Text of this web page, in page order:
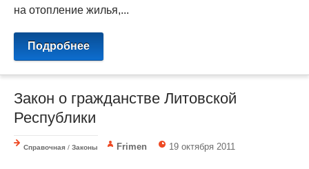
на отопление жилья,...
Подробнее
Закон о гражданстве Литовской
Республики
Справочная / Законы Frimen 19 октября 2011